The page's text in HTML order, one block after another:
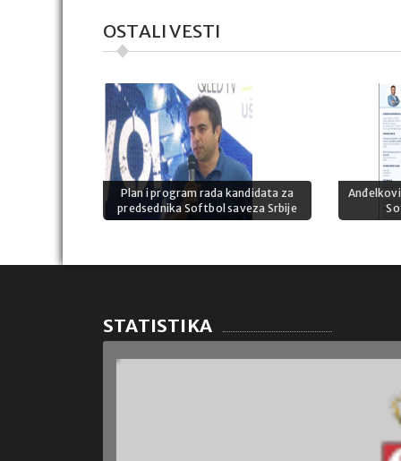
OSTALI VESTI
Plan i program rada kandidata za
predsednika Softbol saveza Srbije
STATISTIKA